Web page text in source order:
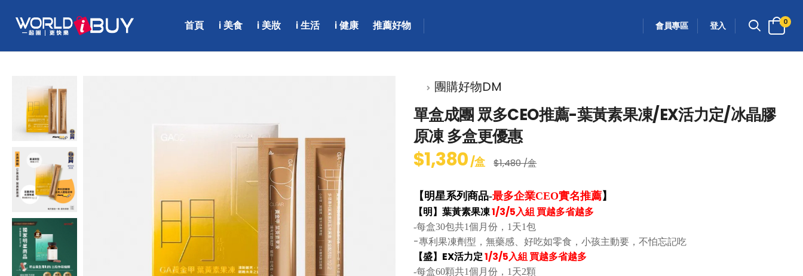
首頁 i 美食 i 美妝 i 生活 i 健康 推薦好物 會員專區 登入 0
團購好物DM
單盒成團 眾多CEO推薦-葉黃素果凍/EX活力定/冰晶膠
原凍 多盒更優惠
$1,380/盒 $1,480 /盒
【明星系列商品-最多企業CEO實名推薦】
【明】葉黃素果凍1/3/5入組 買越多省越多
-每盒30包共1個月份，1天1包
-專利果凍劑型，無藥感、好吃如零食，小孩主動要，不怕忘記吃
【盛】EX活力定1/3/5入組 買越多省越多
-每盒60顆共1個月份，1天2顆